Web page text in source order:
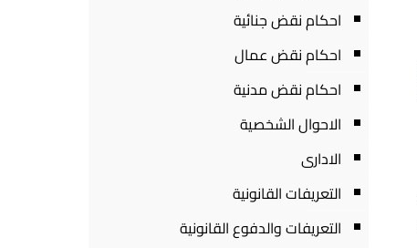
احكام نقض جنائية
احكام نقض عمال
احكام نقض مدنية
الاحوال الشخصية
الادارى
التعريفات القانونية
التعريفات والدفوع القانونية